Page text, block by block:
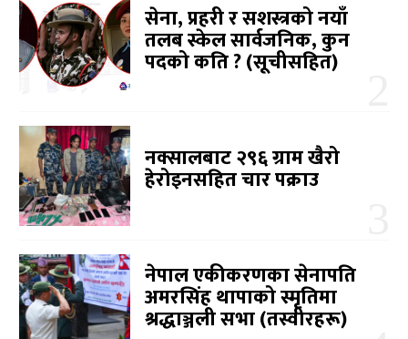
सेना, प्रहरी र सशस्त्रको नयाँ
तलब स्केल सार्वजनिक, कुन
पदको कति ? (सूचीसहित)
नक्सालबाट २९६ ग्राम खैरो
हेरोइनसहित चार पक्राउ
नेपाल एकीकरणका सेनापति
अमरसिंह थापाको स्मृतिमा
श्रद्धाञ्जली सभा (तस्वीरहरू)